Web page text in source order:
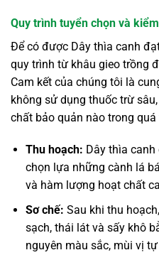
Quy trình tuyển chọn và
Để có được Dây thìa canh
quy trình từ khâu gieo trồng
Cam kết của chúng tôi là
không sử dụng thuốc trừ
chất bảo quản nào trong
Thu hoạch: Dây thìa
chọn lựa những cành lá
và hàm lượng hoạt chất
Sơ chế: Sau khi thu
sạch, thái lát và sấy khô
nguyên màu sắc, mùi vị